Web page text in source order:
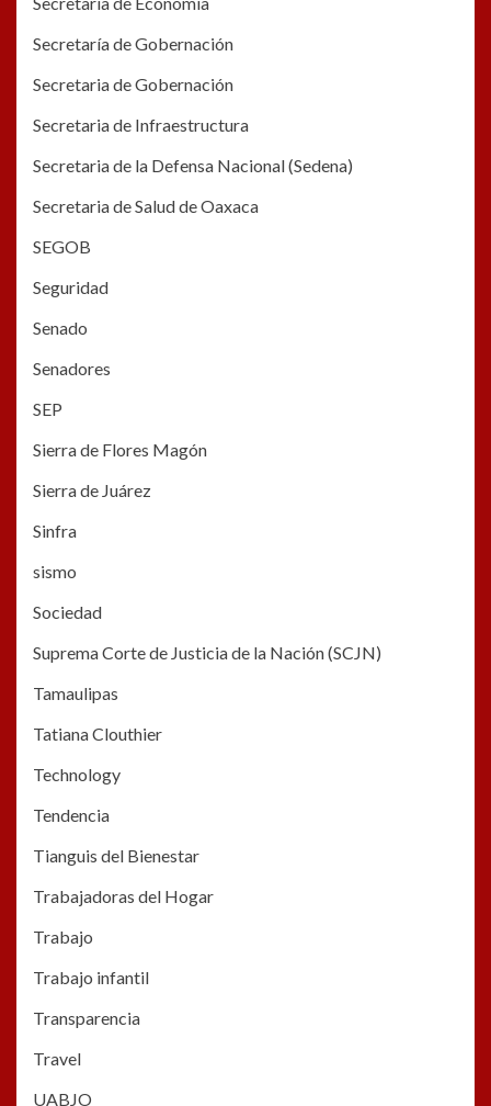
Secretaría de Gobernación
Secretaria de Gobernación
Secretaria de Infraestructura
Secretaria de la Defensa Nacional (Sedena)
Secretaria de Salud de Oaxaca
SEGOB
Seguridad
Senado
Senadores
SEP
Sierra de Flores Magón
Sierra de Juárez
Sinfra
sismo
Sociedad
Suprema Corte de Justicia de la Nación (SCJN)
Tamaulipas
Tatiana Clouthier
Technology
Tendencia
Tianguis del Bienestar
Trabajadoras del Hogar
Trabajo
Trabajo infantil
Transparencia
Travel
UABJO